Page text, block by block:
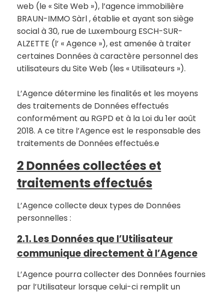
web (le « Site Web »), l’agence immobilière
BRAUN-IMMO Sàrl , établie et ayant son siège
social à 30, rue de Luxembourg ESCH-SUR-
ALZETTE (l’ « Agence »), est amenée à traiter
certaines Données à caractère personnel des
utilisateurs du Site Web (les « Utilisateurs »).
L’Agence détermine les finalités et les moyens
des traitements de Données effectués
conformément au RGPD et à la Loi du 1er août
2018. A ce titre l’Agence est le responsable des
traitements de Données effectués.e
2 Données collectées et
traitements effectués
L’Agence collecte deux types de Données
personnelles :
2.1. Les Données que l’Utilisateur
communique directement à l’Agence
L’Agence pourra collecter des Données fournies
par l’Utilisateur lorsque celui-ci remplit un